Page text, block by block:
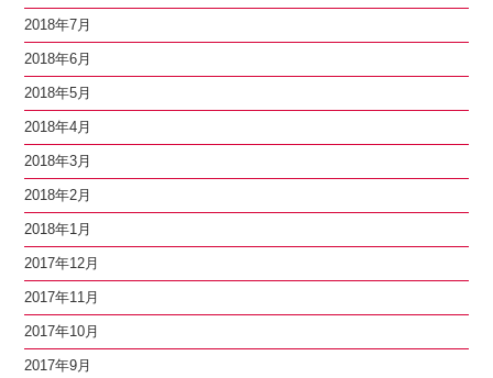
2018年7月
2018年6月
2018年5月
2018年4月
2018年3月
2018年2月
2018年1月
2017年12月
2017年11月
2017年10月
2017年9月